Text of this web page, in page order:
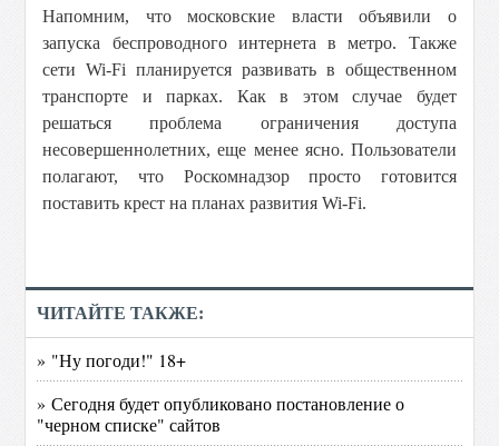
Напомним, что московские власти объявили о
запуска беспроводного интернета в метро. Также
сети Wi-Fi планируется развивать в общественном
транспорте и парках. Как в этом случае будет
решаться проблема ограничения доступа
несовершеннолетних, еще менее ясно. Пользователи
полагают, что Роскомнадзор просто готовится
поставить крест на планах развития Wi-Fi.
ЧИТАЙТЕ ТАКЖЕ:
» "Ну погоди!" 18+
» Сегодня будет опубликовано постановление о
"черном списке" сайтов